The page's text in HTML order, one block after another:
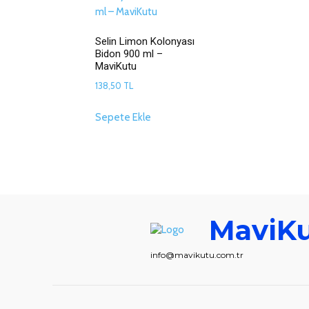
Selin Limon Kolonyası
Bidon 900 ml –
MaviKutu
138,50 TL
Sepete Ekle
info@mavikutu.com.tr